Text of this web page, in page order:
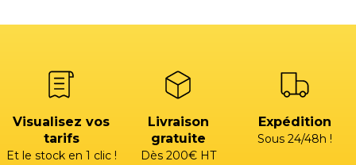
Visualisez vos
tarifs
Et le stock en 1 clic !
Livraison
gratuite
Dès 200€ HT
Expédition
Sous 24/48h !